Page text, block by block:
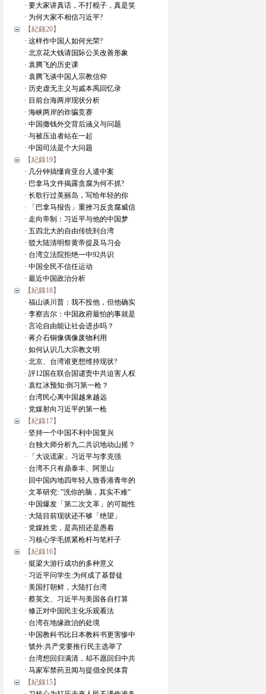
· 要大家讲真话，不打棍子，真是笑
· 为何大家不相信习近平?
【紀錄20】
· 这样作中国人如何光荣?
· 北京花大钱请国际公关改善形象
· 袁腾飞的历史课
· 袁腾飞谈中国人宗教信仰
· 历史虚无主义与戚本禹回忆录
· 目前台海两岸现状分析
· 海峡两岸的诈骗竞赛
· 中国撒钱外交背后涵义与问题
· 与被压迫者站在一起
· 中国司法是个大问题
【紀錄19】
· 几分钟搞懂肯亚台人遣中案
· 巴拿马文件揭露贪腐为何不抓?
· 长歌行过美丽岛，写给年轻的你
· 「巴拿马报告」重挫习反贪腐威信
· 走向帝制：习近平与他的中国梦
· 五四北大的自由传统到台湾
· 驳大陆清明祭黄帝提及马习会
· 台湾立法院拒绝一中92共识
· 中国全民不信任运动
· 最近中国政治分析
【紀錄18】
· 福山谈川普：我不投他，但他确实
· 李察吉尔：中国政府最怕的事就是
· 言论自由能让社会进步吗？
· 蒋介石铜像偶像废物利用
· 如何认识几大宗教文明
· 北京、台湾谁更想维持现状?
· 評12国在联合国谴责中共迫害人权
· 袁红冰预知:倒习第一枪？
· 台湾民心离中国越来越远
· 党媒射向习近平的第一枪
【紀錄17】
· 坚持一个中国不利中国复兴
· 台独大师分析九二共识地动山摇？
· 「大说谎家」习近平与李克强
· 台湾不只有鼎泰丰、阿里山
· 回中国内地四年轻人致香港青年的
· 文革研究: ”洗你的脑，其实不难”
· 中国爆发「第二次文革」的可能性
· 大陆目前现状还不够「绝望」
· 党媒姓党，是高招还是愚着
· 习核心学毛抓紧枪杆与笔杆子
【紀錄16】
· 挺梁大游行成功的多种意义
· 习近平问学生:为何成了基督徒
· 美国打朝鲜，大陆打台湾
· 蔡英文、习近平与美国各自打算
· 修正对中国民主化乐观看法
· 台湾在地缘政治的处境
· 中国教科书比日本教科书更害惨中
· 號外:共产党要推行民主选举了
· 台湾想回归满清，却不愿回归中共
· 马家军禁药丑闻与提倡全民体育
【紀錄15】